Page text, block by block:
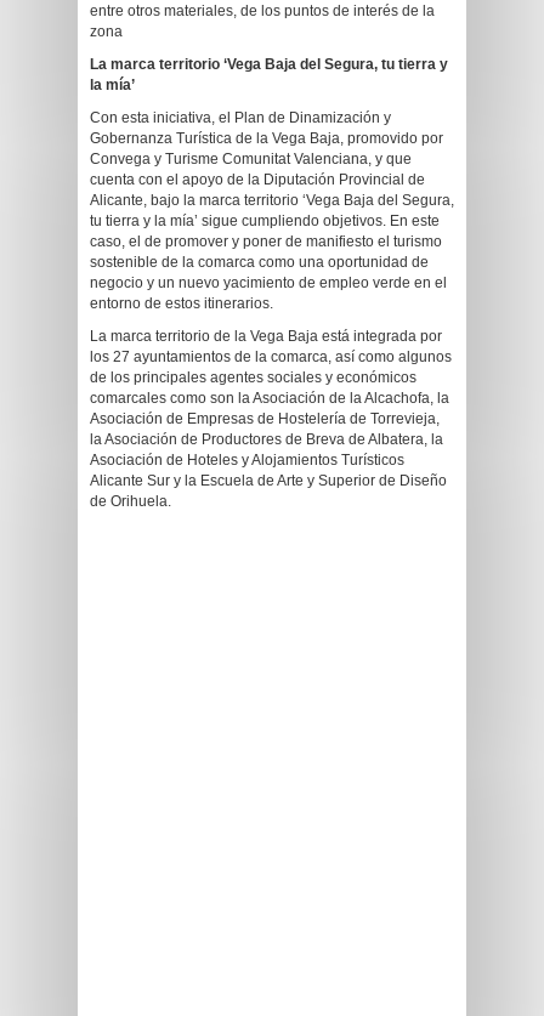
entre otros materiales, de los puntos de interés de la
zona
La marca territorio ‘Vega Baja del Segura, tu tierra y
la mía’
Con esta iniciativa, el Plan de Dinamización y
Gobernanza Turística de la Vega Baja, promovido por
Convega y Turisme Comunitat Valenciana, y que
cuenta con el apoyo de la Diputación Provincial de
Alicante, bajo la marca territorio ‘Vega Baja del Segura,
tu tierra y la mía’ sigue cumpliendo objetivos. En este
caso, el de promover y poner de manifiesto el turismo
sostenible de la comarca como una oportunidad de
negocio y un nuevo yacimiento de empleo verde en el
entorno de estos itinerarios.
La marca territorio de la Vega Baja está integrada por
los 27 ayuntamientos de la comarca, así como algunos
de los principales agentes sociales y económicos
comarcales como son la Asociación de la Alcachofa, la
Asociación de Empresas de Hostelería de Torrevieja,
la Asociación de Productores de Breva de Albatera, la
Asociación de Hoteles y Alojamientos Turísticos
Alicante Sur y la Escuela de Arte y Superior de Diseño
de Orihuela.